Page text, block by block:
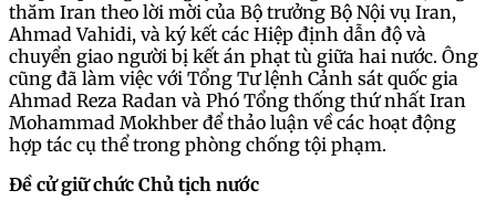
thăm Iran theo lời mời của Bộ trưởng Bộ Nội vụ Iran,
Ahmad Vahidi, và ký kết các Hiệp định dẫn độ và
chuyển giao người bị kết án phạt tù giữa hai nước. Ông
cũng đã làm việc với Tổng Tư lệnh Cảnh sát quốc gia
Ahmad Reza Radan và Phó Tổng thống thứ nhất Iran
Mohammad Mokhber để thảo luận về các hoạt động
hợp tác cụ thể trong phòng chống tội phạm.
Đề cử giữ chức Chủ tịch nước